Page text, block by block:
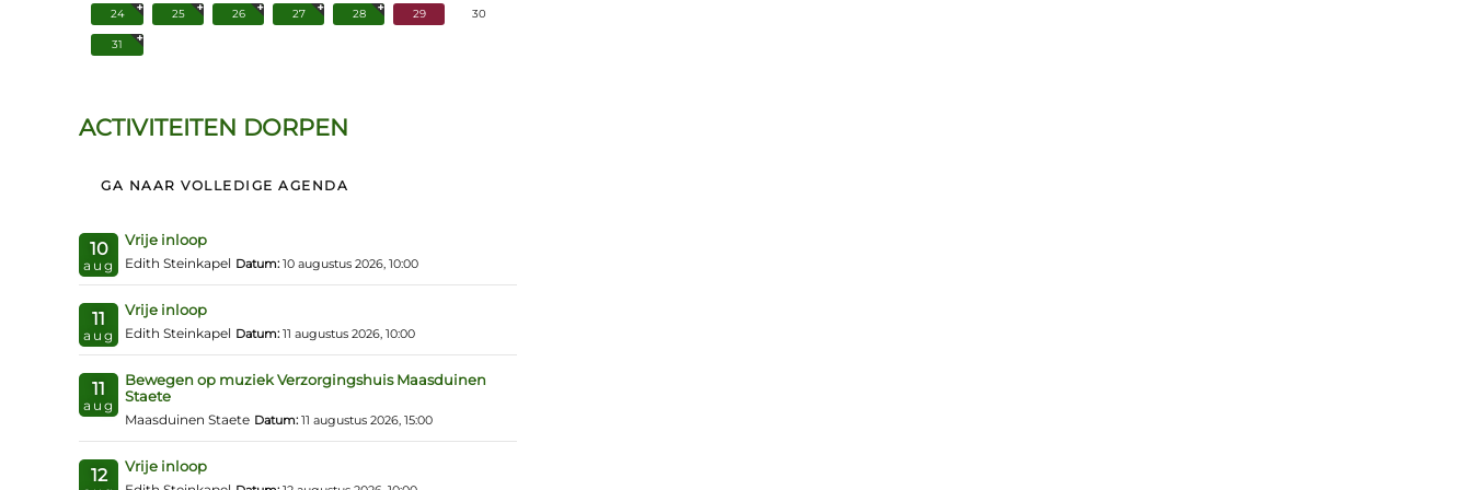
24 25 26 27 28 29 30
31
ACTIVITEITEN DORPEN
GA NAAR VOLLEDIGE AGENDA
10
aug
Vrije inloop
Edith Steinkapel Datum: 10 augustus 2026, 10:00
11
aug
Vrije inloop
Edith Steinkapel Datum: 11 augustus 2026, 10:00
11
aug
Bewegen op muziek Verzorgingshuis Maasduinen
Staete
Maasduinen Staete Datum: 11 augustus 2026, 15:00
12 Vrije inloop